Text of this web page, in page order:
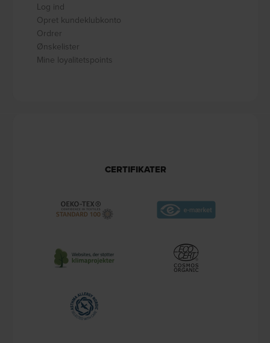
Log ind
Opret kundeklubkonto
Ordrer
Ønskelister
Mine loyalitetspoints
CERTIFIKATER